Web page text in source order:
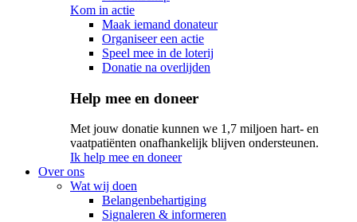
Kom in actie
Maak iemand donateur
Organiseer een actie
Speel mee in de loterij
Donatie na overlijden
Help mee en doneer
Met jouw donatie kunnen we 1,7 miljoen hart- en
vaatpatiënten onafhankelijk blijven ondersteunen.
Ik help mee en doneer
Over ons
Wat wij doen
Belangenbehartiging
Signaleren & informeren